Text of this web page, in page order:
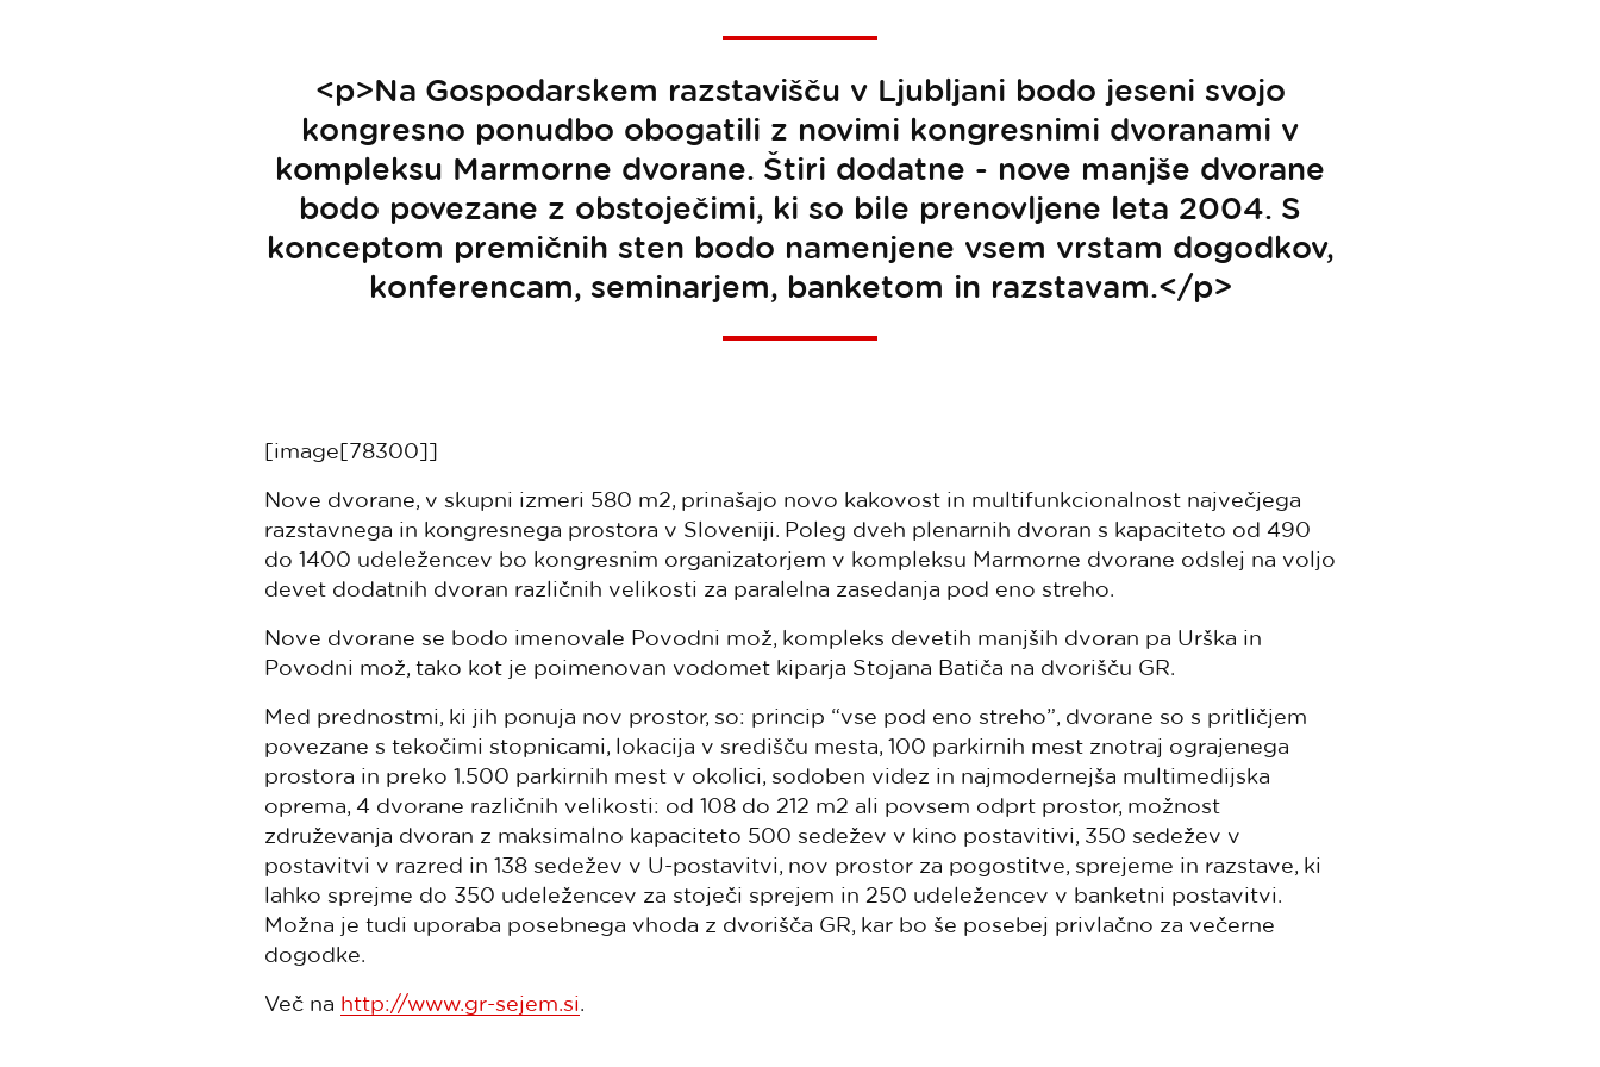
<p>Na Gospodarskem razstavišču v Ljubljani bodo jeseni svojo
kongresno ponudbo obogatili z novimi kongresnimi dvoranami v
kompleksu Marmorne dvorane. Štiri dodatne - nove manjše dvorane
bodo povezane z obstoječimi, ki so bile prenovljene leta 2004. S
konceptom premičnih sten bodo namenjene vsem vrstam dogodkov,
konferencam, seminarjem, banketom in razstavam.</p>
[image[78300]]
Nove dvorane, v skupni izmeri 580 m2, prinašajo novo kakovost in multifunkcionalnost največjega
razstavnega in kongresnega prostora v Sloveniji. Poleg dveh plenarnih dvoran s kapaciteto od 490
do 1400 udeležencev bo kongresnim organizatorjem v kompleksu Marmorne dvorane odslej na voljo
devet dodatnih dvoran različnih velikosti za paralelna zasedanja pod eno streho.
Nove dvorane se bodo imenovale Povodni mož, kompleks devetih manjših dvoran pa Urška in
Povodni mož, tako kot je poimenovan vodomet kiparja Stojana Batiča na dvorišču GR.
Med prednostmi, ki jih ponuja nov prostor, so: princip “vse pod eno streho”, dvorane so s pritličjem
povezane s tekočimi stopnicami, lokacija v središču mesta, 100 parkirnih mest znotraj ograjenega
prostora in preko 1.500 parkirnih mest v okolici, sodoben videz in najmodernejša multimedijska
oprema, 4 dvorane različnih velikosti: od 108 do 212 m2 ali povsem odprt prostor, možnost
združevanja dvoran z maksimalno kapaciteto 500 sedežev v kino postavitivi, 350 sedežev v
postavitvi v razred in 138 sedežev v U-postavitvi, nov prostor za pogostitve, sprejeme in razstave, ki
lahko sprejme do 350 udeležencev za stoječi sprejem in 250 udeležencev v banketni postavitvi.
Možna je tudi uporaba posebnega vhoda z dvorišča GR, kar bo še posebej privlačno za večerne
dogodke.
Več na http://www.gr-sejem.si.